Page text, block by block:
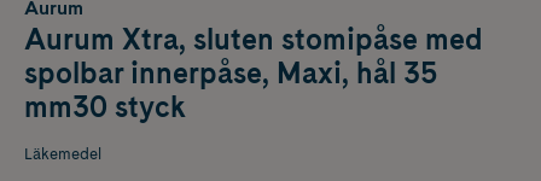
Aurum
Aurum Xtra, sluten stomipåse med
spolbar innerpåse, Maxi, hål 35
mm30 styck
Läkemedel